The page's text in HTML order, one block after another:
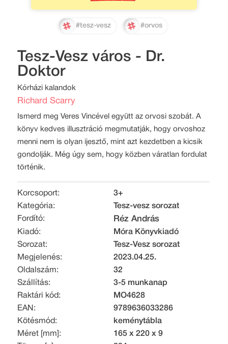
#tesz-vesz #orvos
Tesz-Vesz város - Dr.
Doktor
Kórházi kalandok
Richard Scarry
Ismerd meg Veres Vincével együtt az orvosi szobát. A
könyv kedves illusztráció megmutatják, hogy orvoshoz
menni nem is olyan ijesztő, mint azt kezdetben a kicsik
gondolják. Még úgy sem, hogy közben váratlan fordulat
történik.
Korcsoport:
3+
Kategória:
Tesz-vesz sorozat
Fordító:
Réz András
Kiadó:
Móra Könyvkiadó
Sorozat:
Tesz-Vesz sorozat
Megjelenés:
2023.04.25.
Oldalszám:
32
Szállítás:
3-5 munkanap
Raktári kód:
MO4628
EAN:
9789636033286
Kötésmód:
keménytábla
Méret [mm]:
165 x 220 x 9